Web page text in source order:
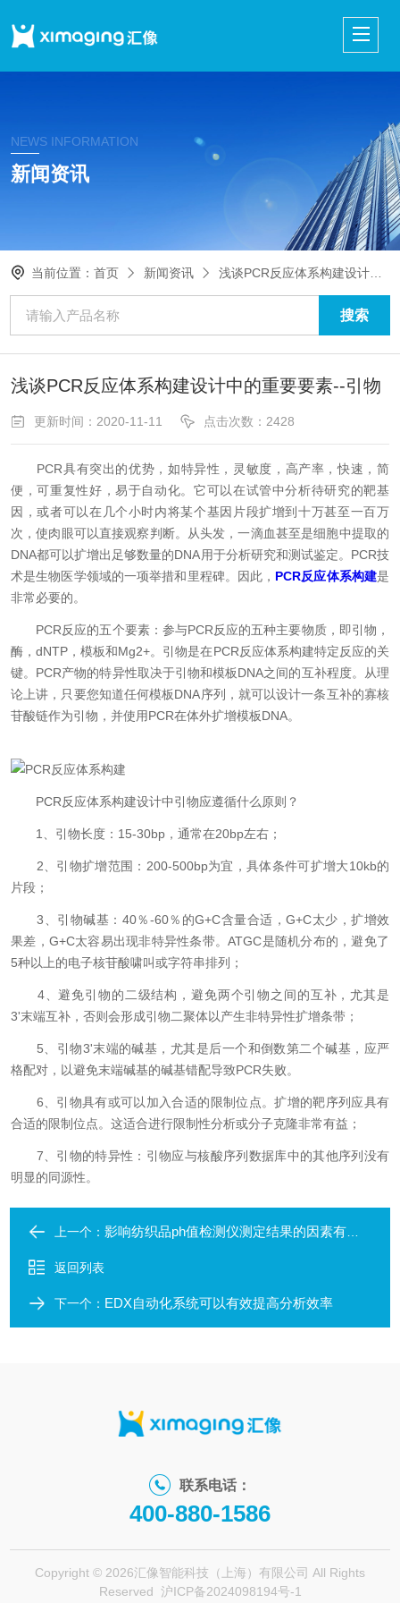
NEWS INFORMATION
新闻资讯
当前位置：首页 新闻资讯 浅谈PCR反应体系构建设计中的重要要素--引物
浅谈PCR反应体系构建设计中的重要要素--引物
更新时间：2020-11-11 点击次数：2428
PCR具有突出的优势，如特异性，灵敏度，高产率，快速，简
便，可重复性好，易于自动化。它可以在试管中分析待研究的靶基
因，或者可以在几个小时内将某个基因片段扩增到十万甚至一百万
次，使肉眼可以直接观察判断。从头发，一滴血甚至是细胞中提取的
DNA都可以扩增出足够数量的DNA用于分析研究和测试鉴定。PCR技
术是生物医学领域的一项举措和里程碑。因此， PCR反应体系构建是
非常必要的。
PCR反应的五个要素：参与PCR反应的五种主要物质，即引物，
酶，dNTP，模板和Mg2+。引物是在PCR反应体系构建特定反应的关
键。PCR产物的特异性取决于引物和模板DNA之间的互补程度。从理
论上讲，只要您知道任何模板DNA序列，就可以设计一条互补的寡核
苷酸链作为引物，并使用PCR在体外扩增模板DNA。
PCR反应体系构建设计中引物应遵循什么原则？
1、引物长度：15-30bp，通常在20bp左右；
2、引物扩增范围：200-500bp为宜，具体条件可扩增大10kb的
片段；
3、引物碱基：40％-60％的G+C含量合适，G+C太少，扩增效
果差，G+C太容易出现非特异性条带。ATGC是随机分布的，避免了
5种以上的电子核苷酸啸叫或字符串排列；
4、避免引物的二级结构，避免两个引物之间的互补，尤其是
3'末端互补，否则会形成引物二聚体以产生非特异性扩增条带；
5、引物3'末端的碱基，尤其是后一个和倒数第二个碱基，应严
格配对，以避免末端碱基的碱基错配导致PCR失败。
6、引物具有或可以加入合适的限制位点。扩增的靶序列应具有
合适的限制位点。这适合进行限制性分析或分子克隆非常有益；
7、引物的特异性：引物应与核酸序列数据库中的其他序列没有
明显的同源性。
上一个：影响纺织品ph值检测仪测定结果的因素有哪些？
返回列表
下一个： EDX自动化系统可以有效提高分析效率
联系电话：
400-880-1586
Copyright © 2026汇像智能科技（上海）有限公司 All Rights
Reserved 沪ICP备2024098194号-1